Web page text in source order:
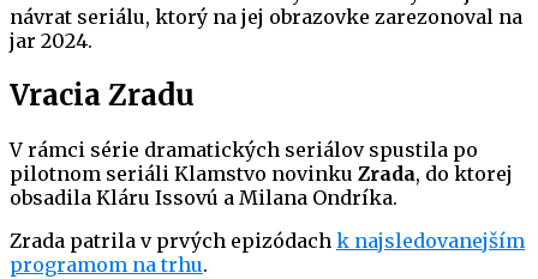
návrat seriálu, ktorý na jej obrazovke zarezonoval na
jar 2024.
Vracia Zradu
V rámci série dramatických seriálov spustila po
pilotnom seriáli Klamstvo novinku Zrada, do ktorej
obsadila Kláru Issovú a Milana Ondríka.
Zrada patrila v prvých epizódach k najsledovanejším
programom na trhu.